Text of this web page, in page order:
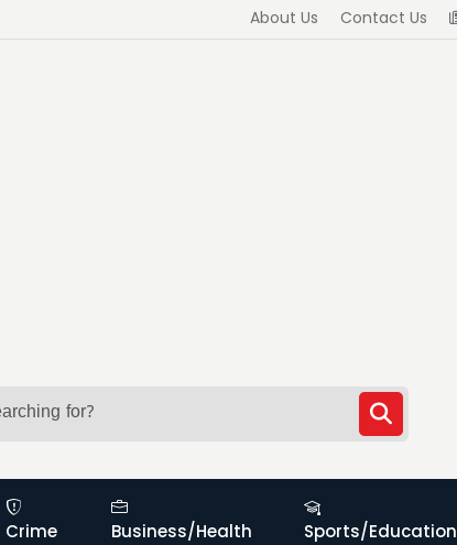
About Us Contact Us
Crime
Business/Health Sports/Education